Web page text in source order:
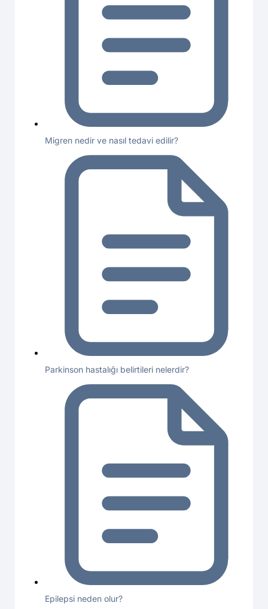
Migren nedir ve nasıl tedavi edilir?
Parkinson hastalığı belirtileri nelerdir?
Epilepsi neden olur?